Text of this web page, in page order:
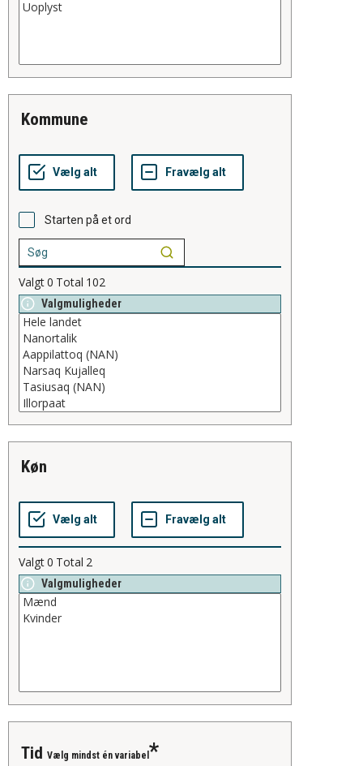
kommune
Starten på et ord
Valgt0 Total 102
Valgmuligheder
køn
Valgt0 Total 2
Valgmuligheder
tid Vælg mindst én variabel